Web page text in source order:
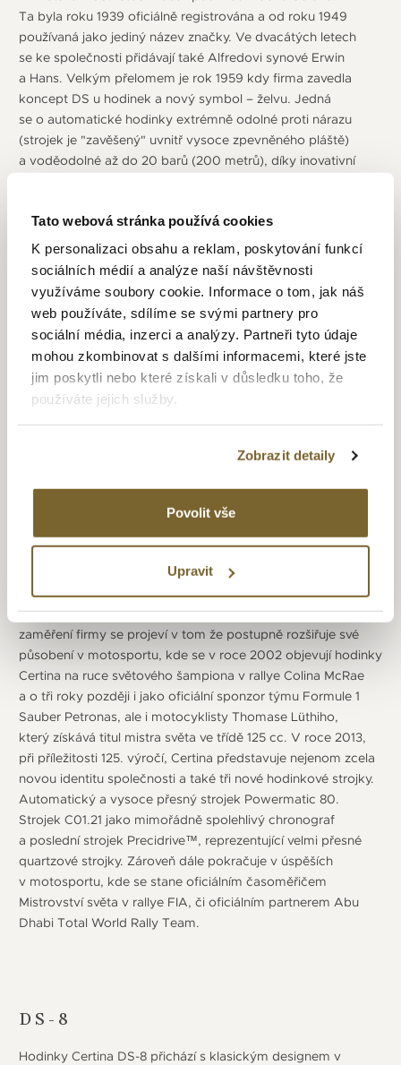
Tato webová stránka používá cookies
K personalizaci obsahu a reklam, poskytování funkcí
sociálních médií a analýze naší návštěvnosti
využíváme soubory cookie. Informace o tom, jak náš
web používáte, sdílíme se svými partnery pro
sociální média, inzerci a analýzy. Partneři tyto údaje
mohou zkombinovat s dalšími informacemi, které jste
jim poskytli nebo které získali v důsledku toho, že
používáte jejich služby.
Zobrazit detaily
Povolit vše
Upravit
Ta byla roku 1939 oficiálně registrována a od roku 1949
používaná jako jediný název značky. Ve dvacátých letech
se ke společnosti přidávají také Alfredovi synové Erwin
a Hans. Velkým přelomem je rok 1959 kdy firma zavedla
koncept DS u hodinek a nový symbol – želvu. Jedná
se o automatické hodinky extrémně odolné proti nárazu
(strojek je "zavěšený" uvnitř vysoce zpevněného pláště)
a voděodolné až do 20 barů (200 metrů), díky inovativní
je symbolem robustnosti a odolnosti – připomíná
mimořádnou odolnost hodinek konceptu DS. Jsou
to vlastnosti, kterými se bez výjimky vyznačují všechny
hodinky Certina. Výjimečná odolnost hodinek se ihned
projevila při náročných expedicích. První byla expedice
do Himalájí a to první úspěšný výstup na 8 167 metrů
vysokou Dhaulágirí v západním Nepálu. Další byl v roce 1965
podmořský projekt amerického námořnictva Sealab II.
A následoval o 4 roky později projekt Tektite I (pořizování
záznamu pohybů a zvuků pod mořem), při kterém byla řada
potápěčů vybavena hodinkami Certina DS-2 Super
PH 500M. V roce 1970 se v projektu Tektite II využil model
Certina doprovázejí japonskou expedici na Mount Everest,
při které Júičiró Miura sjede z Mount Everestu a nadmořské
se Certina připojuje k nově založené SMH Group,
která je v roce 1999 přejmenována na Swatch Group Ltd.
Tím se sportovní hodinky Certina se pohybují ve středním
cenovém segmentu této korporátní skupiny. Sportovní
zaměření firmy se projeví v tom že postupně rozšiřuje své
působení v motosportu, kde se v roce 2002 objevují hodinky
Certina na ruce světového šampiona v rallye Colina McRae
a o tři roky později i jako oficiální sponzor týmu Formule 1
Sauber Petronas, ale i motocyklisty Thomase Lüthiho,
který získává titul mistra světa ve třídě 125 cc. V roce 2013,
při příležitosti 125. výročí, Certina představuje nejenom zcela
novou identitu společnosti a také tři nové hodinkové strojky.
Automatický a vysoce přesný strojek Powermatic 80.
Strojek C01.21 jako mimořádně spolehlivý chronograf
a poslední strojek Precidrive™, reprezentující velmi přesné
quartzové strojky. Zároveň dále pokračuje v úspěších
v motosportu, kde se stane oficiálním časoměřičem
Mistrovství světa v rallye FIA, či oficiálním partnerem Abu
Dhabi Total World Rally Team.
DS-8
Hodinky Certina DS-8 přichází s klasickým designem v